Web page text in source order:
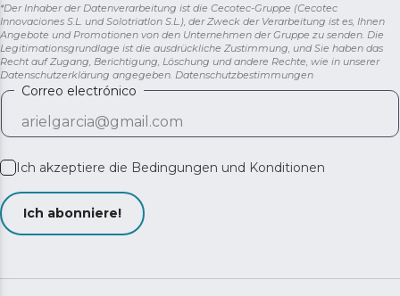
*Der Inhaber der Datenverarbeitung ist die Cecotec-Gruppe (Cecotec
Innovaciones S.L. und Solotriatlon S.L.), der Zweck der Verarbeitung ist es, Ihnen
Angebote und Promotionen von den Unternehmen der Gruppe zu senden. Die
Legitimationsgrundlage ist die ausdrückliche Zustimmung, und Sie haben das
Recht auf Zugang, Berichtigung, Löschung und andere Rechte, wie in unserer
Datenschutzerklärung angegeben. Datenschutzbestimmungen
Correo electrónico
Ich akzeptiere die Bedingungen und Konditionen
Ich abonniere!